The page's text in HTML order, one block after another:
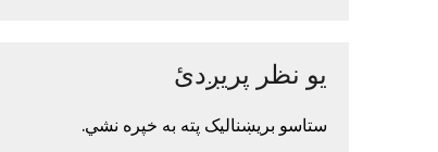
یو نظر پریږدئ
ستاسو بریښنالیک پته به خپره نشي.